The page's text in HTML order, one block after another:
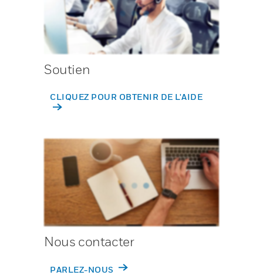
Soutien
CLIQUEZ POUR OBTENIR DE L'AIDE
Nous contacter
PARLEZ-NOUS